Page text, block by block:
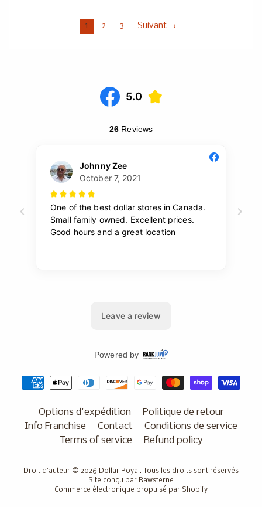
1 2 3 Suivant →
Options d'expédition
Politique de retour
Info Franchise
Contact
Conditions de service
Terms of service
Refund policy
Droit d'auteur © 2026 Dollar Royal . Tous les droits sont réservés
Site conçu par Rawsterne
Commerce électronique propulsé par Shopify